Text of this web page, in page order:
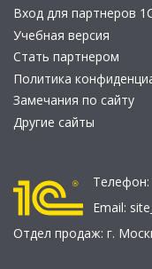
Вход для партнеров
Учебная версия
Стать партнером
Политика
Замечания по сайту
Другие сайты
Телефон:
Email:
Отдел продаж: г.